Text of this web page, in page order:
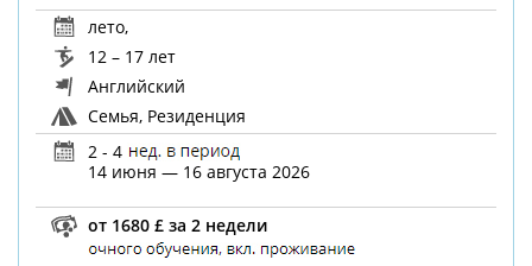
лето,
12 – 17 лет
Английский
Семья, Резиденция
2 - 4
14 июня — 16 августа 2026
от 1680 £ за 2 недели